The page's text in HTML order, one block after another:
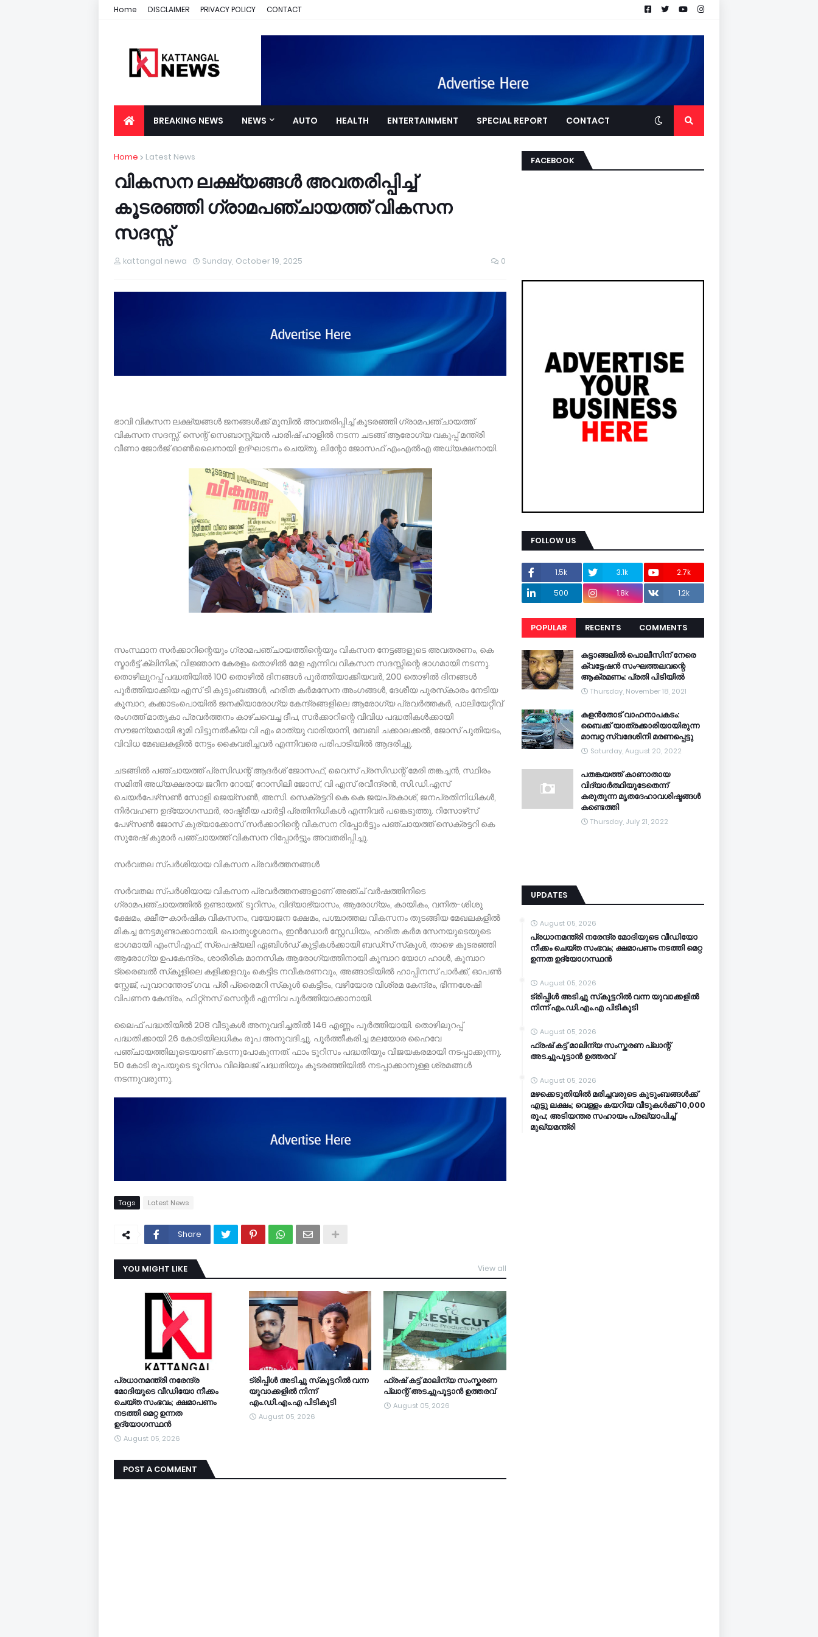
Home DISCLAIMER PRIVACY POLICY CONTACT
BREAKING NEWS NEWS AUTO HEALTH ENTERTAINMENT SPECIAL REPORT CONTACT
Home Latest News
വികസന ലക്ഷ്യങ്ങള്‍ അവതരിപ്പിച്ച്
കൂടരഞ്ഞി ഗ്രാമപഞ്ചായത്ത് വികസന
സദസ്സ്
kattangal newa Sunday, October 19, 2025 0
ഭാവി വികസന ലക്ഷ്യങ്ങള്‍ ജനങ്ങള്‍ക്ക് മുമ്പില്‍ അവതരിപ്പിച്ച് കൂടരഞ്ഞി ഗ്രാമപഞ്ചായത്ത്
വികസന സദസ്സ്. സെന്റ് സെബാസ്റ്റ്യന്‍ പാരിഷ് ഹാളില്‍ നടന്ന ചടങ്ങ് ആരോഗ്യ വകുപ്പ് മന്ത്രി
വീണാ ജോര്‍ജ് ഓണ്‍ലൈനായി ഉദ്ഘാടനം ചെയ്തു. ലിന്റോ ജോസഫ് എംഎല്‍എ അധ്യക്ഷനായി.
സംസ്ഥാന സര്‍ക്കാറിന്റെയും ഗ്രാമപഞ്ചായത്തിന്റെയും വികസന നേട്ടങ്ങളുടെ അവതരണം, കെ
സ്മാര്‍ട്ട് ക്ലിനിക്, വിജ്ഞാന കേരളം തൊഴില്‍ മേള എന്നിവ വികസന സദസ്സിന്റെ ഭാഗമായി നടന്നു.
തൊഴിലുറപ്പ് പദ്ധതിയില്‍ 100 തൊഴില്‍ ദിനങ്ങള്‍ പൂര്‍ത്തിയാക്കിയവര്‍, 200 തൊഴില്‍ ദിനങ്ങള്‍
പൂര്‍ത്തിയാക്കിയ എസ് ടി കുടുംബങ്ങള്‍, ഹരിത കര്‍മസേന അംഗങ്ങള്‍, ദേശീയ പുരസ്‌കാരം നേടിയ
കൂമ്പാറ, കക്കാടംപൊയില്‍ ജനകീയാരോഗ്യ കേന്ദ്രങ്ങളിലെ ആരോഗ്യ പ്രവര്‍ത്തകര്‍, പാലിയേറ്റീവ്
രംഗത്ത് മാതൃകാ പ്രവര്‍ത്തനം കാഴ്ചവെച്ച ദീപ, സര്‍ക്കാറിന്റെ വിവിധ പദ്ധതികള്‍ക്കായി
സൗജന്യമായി ഭൂമി വിട്ടുനല്‍കിയ വി എം മാത്യു വാരിയാനി, ബേബി ചക്കാലക്കല്‍, ജോസ് പുതിയടം,
വിവിധ മേഖലകളില്‍ നേട്ടം കൈവരിച്ചവര്‍ എന്നിവരെ പരിപാടിയില്‍ ആദരിച്ചു.
ചടങ്ങില്‍ പഞ്ചായത്ത് പ്രസിഡന്റ് ആദര്‍ശ് ജോസഫ്, വൈസ് പ്രസിഡന്റ് മേരി തങ്കച്ചന്‍, സ്ഥിരം
സമിതി അധ്യക്ഷരായ ജറീന റോയ്, റോസിലി ജോസ്, വി എസ് രവീന്ദ്രന്‍, സി.ഡി.എസ്
ചെയര്‍പേഴ്‌സണ്‍ സോളി ജെയ്‌സണ്‍, അസി. സെക്രട്ടറി കെ കെ ജയപ്രകാശ്, ജനപ്രതിനിധികള്‍,
നിര്‍വഹണ ഉദ്യോഗസ്ഥര്‍, രാഷ്ട്രീയ പാര്‍ട്ടി പ്രതിനിധികള്‍ എന്നിവര്‍ പങ്കെടുത്തു. റിസോഴ്‌സ്
പേഴ്‌സണ്‍ ജോസ് കുര്യാക്കോസ് സര്‍ക്കാറിന്റെ വികസന റിപ്പോര്‍ട്ടും പഞ്ചായത്ത് സെക്രട്ടറി കെ
സുരേഷ് കുമാര്‍ പഞ്ചായത്ത് വികസന റിപ്പോര്‍ട്ടും അവതരിപ്പിച്ചു.
സര്‍വതല സ്പര്‍ശിയായ വികസന പ്രവര്‍ത്തനങ്ങള്‍
സര്‍വതല സ്പര്‍ശിയായ വികസന പ്രവര്‍ത്തനങ്ങളാണ് അഞ്ച് വര്‍ഷത്തിനിടെ
ഗ്രാമപഞ്ചായത്തില്‍ ഉണ്ടായത്. ടൂറിസം, വിദ്യാഭ്യാസം, ആരോഗ്യം, കായികം, വനിത-ശിശു
ക്ഷേമം, ക്ഷീര-കാര്‍ഷിക വികസനം, വയോജന ക്ഷേമം, പശ്ചാത്തല വികസനം തുടങ്ങിയ മേഖലകളില്‍
മികച്ച നേട്ടമുണ്ടാക്കാനായി. പൊതുശ്മശാനം, ഇന്‍ഡോര്‍ സ്റ്റേഡിയം, ഹരിത കര്‍മ സേനയുടെയുടെ
ഭാഗമായി എംസിഎഫ്, സ്‌പെഷ്യലി ഏബിള്‍ഡ് കുട്ടികള്‍ക്കായി ബഡ്സ് സ്‌കൂള്‍, താഴെ കൂടരഞ്ഞി
ആരോഗ്യ ഉപകേന്ദ്രം, ശാരീരിക മാനസിക ആരോഗ്യത്തിനായി കൂമ്പാറ യോഗ ഹാള്‍, കൂമ്പാറ
ട്രൈബല്‍ സ്‌കൂളിലെ കളിക്കളവും കെട്ടിട നവീകരണവും, അങ്ങാടിയില്‍ ഹാപ്പിനസ് പാര്‍ക്ക്, ഓപണ്‍
സ്റ്റേജ്, പൂവാറന്തോട് ഗവ. പ്രീ പ്രൈമറി സ്‌കൂള്‍ കെട്ടിടം, വഴിയോര വിശ്രമ കേന്ദ്രം, ഭിന്നശേഷി
വിപണന കേന്ദ്രം, ഫിറ്റ്നസ് സെന്റര്‍ എന്നിവ പൂര്‍ത്തിയാക്കാനായി.
ലൈഫ് പദ്ധതിയില്‍ 208 വീടുകള്‍ അനുവദിച്ചതില്‍ 146 എണ്ണം പൂര്‍ത്തിയായി. തൊഴിലുറപ്പ്
പദ്ധതിക്കായി 26 കോടിയിലധികം രൂപ അനുവദിച്ചു. പൂര്‍ത്തീകരിച്ച മലയോര ഹൈവേ
പഞ്ചായത്തിലൂടെയാണ് കടന്നുപോകുന്നത്. ഫാം ടൂറിസം പദ്ധതിയും വിജയകരമായി നടപ്പാക്കുന്നു.
50 കോടി രൂപയുടെ ടൂറിസം വില്ലേജ് പദ്ധതിയും കൂടരഞ്ഞിയില്‍ നടപ്പാക്കാനുള്ള ശ്രമങ്ങള്‍
നടന്നുവരുന്നു.
Tags Latest News
Share
YOU MIGHT LIKE View all
പ്രധാനമന്ത്രി നരേന്ദ്ര
മോദിയുടെ വീഡിയോ നീക്കം
ചെയ്ത സംഭവം; ക്ഷമാപണം
നടത്തി മെറ്റ ഉന്നത
ഉദ്യോഗസ്ഥന്‍
August 05, 2026
ട്രിപ്പിള്‍ അടിച്ചു സ്‌കൂട്ടറില്‍ വന്ന
യുവാക്കളില്‍ നിന്ന്
എം.ഡി.എം.എ പിടികൂടി
August 05, 2026
ഫ്രഷ് കട്ട് മാലിന്യ സംസ്കരണ
പ്ലാന്റ് അടച്ചുപൂട്ടാൻ ഉത്തരവ്
August 05, 2026
POST A COMMENT
FACEBOOK
FOLLOW US
1.5k 3.1k
2.7k
500
1.8k 1.2k
POPULAR RECENTS
COMMENTS
RECENTS
കട്ടാങ്ങലിൽ പൊലീസിന് നേരെ
ക്വട്ടേഷൻ സംഘത്തലവന്റെ
ആക്രമണം: പ്രതി പിടിയിൽ
Thursday, November 18, 2021
കളൻതോട് വാഹനാപകടം:
ബൈക്ക് യാത്രക്കാരിയായിരുന്ന
മാമ്പറ്റ സ്വദേശിനി മരണപ്പെട്ടു
Saturday, August 20, 2022
പതങ്കയത്ത് കാണാതായ
വിദ്യാർത്ഥിയുടേതെന്ന്
കരുതുന്ന മൃതദേഹാവശിഷ്ടങ്ങൾ
കണ്ടെത്തി
Thursday, July 21, 2022
UPDATES
August 05, 2026
പ്രധാനമന്ത്രി നരേന്ദ്ര മോദിയുടെ വീഡിയോ
നീക്കം ചെയ്ത സംഭവം; ക്ഷമാപണം നടത്തി മെറ്റ
ഉന്നത ഉദ്യോഗസ്ഥന്‍
August 05, 2026
ട്രിപ്പിള്‍ അടിച്ചു സ്‌കൂട്ടറില്‍ വന്ന യുവാക്കളില്‍
നിന്ന് എം.ഡി.എം.എ പിടികൂടി
August 05, 2026
ഫ്രഷ് കട്ട് മാലിന്യ സംസ്കരണ പ്ലാന്റ്
അടച്ചുപൂട്ടാൻ ഉത്തരവ്
August 05, 2026
മഴക്കെടുതിയിൽ മരിച്ചവരുടെ കുടുംബങ്ങൾക്ക്
എട്ടു ലക്ഷം; വെള്ളം കയറിയ വീടുകൾക്ക് 10,000
രൂപ; അടിയന്തര സഹായം പ്രഖ്യാപിച്ച്
മുഖ്യമന്ത്രി